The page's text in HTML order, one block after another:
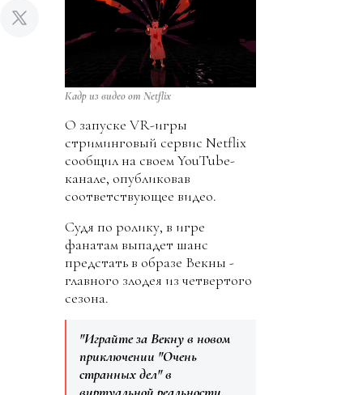
Кадр из видео от Netflix
О запуске VR-игры
стриминговый сервис Netflix
сообщил на своем YouTube-
канале, опубликовав
соответствующее видео.
Судя по ролику, в игре
фанатам выпадет шанс
предстать в образе Векны -
главного злодея из четвертого
сезона.
"Играйте за Векну в новом
приключении "Очень
странных дел" в